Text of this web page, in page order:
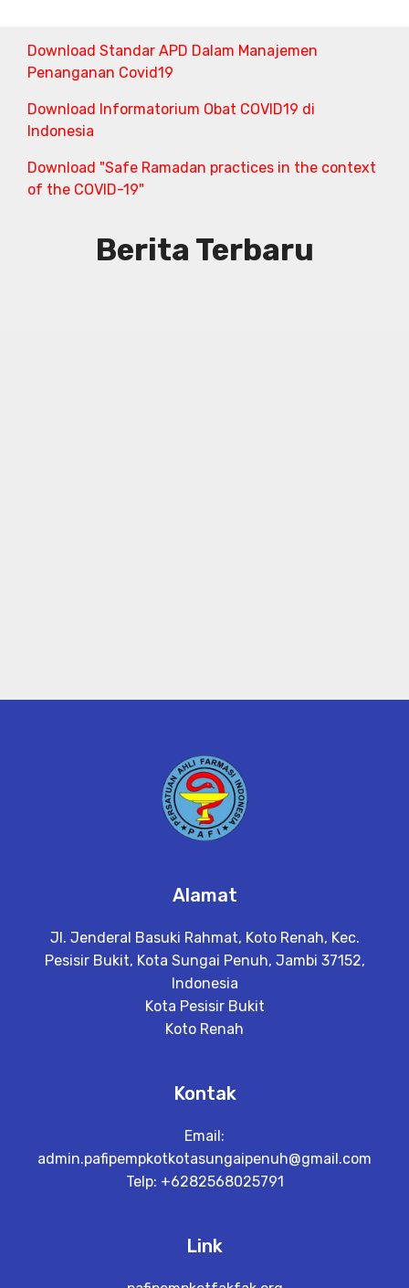
Download Standar APD Dalam Manajemen
Penanganan Covid19
Download Informatorium Obat COVID19 di
Indonesia
Download "Safe Ramadan practices in the context
of the COVID-19"
Berita Terbaru
Alamat
Jl. Jenderal Basuki Rahmat, Koto Renah, Kec.
Pesisir Bukit, Kota Sungai Penuh, Jambi 37152,
Indonesia
Kota Pesisir Bukit
Koto Renah
Kontak
Email:
admin.pafipempkotkotasungaipenuh@gmail.com
Telp: +6282568025791
Link